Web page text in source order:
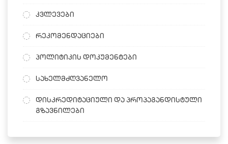
კვლევები
რეკომენდაციები
პოლიტიკის დოკუმენტები
სახელმძღვანელო
დისკრედიტაციული და პროპაგანდისტული
გზავნილები